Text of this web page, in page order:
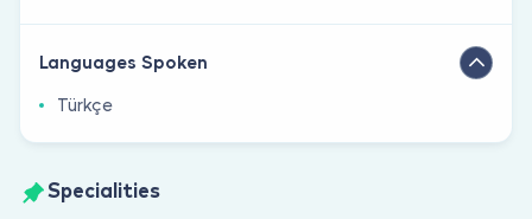
Languages Spoken
Türkçe
Specialities